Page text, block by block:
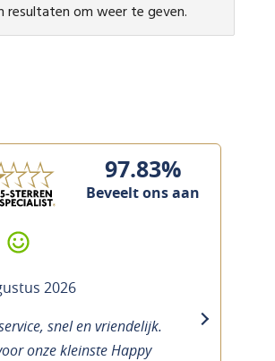
resultaten om weer te geven.
97.83%
Beveelt ons aan
2026
snel en vriendelijk.
onze kleinste Happy
next